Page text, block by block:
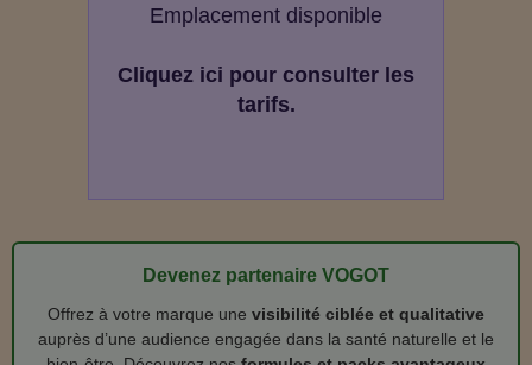
Emplacement disponible
Cliquez ici pour consulter les
tarifs.
Devenez partenaire VOGOT
Offrez à votre marque une visibilité ciblée et qualitative
auprès d’une audience engagée dans la santé naturelle et le